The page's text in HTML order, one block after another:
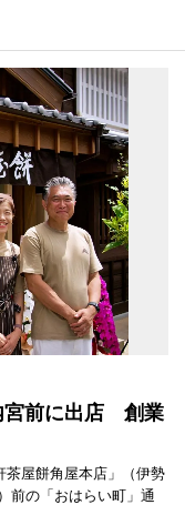
宮前に出店 創業
茶屋餅角屋本店」（伊勢
前の「おはらい町」通